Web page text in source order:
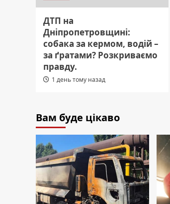
ДТП на
Дніпропетровщині:
собака за кермом, водій –
за ґратами? Розкриваємо
правду.
1 день тому назад
Вам буде цікаво